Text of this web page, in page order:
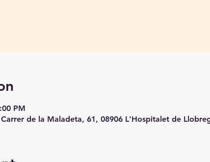
PM
de la Maladeta, 61, 08906 L'Hospitalet de